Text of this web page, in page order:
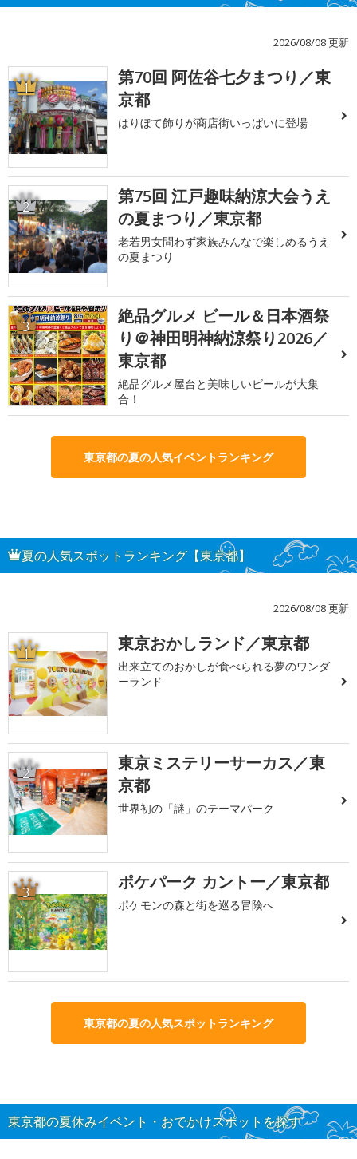
2026/08/08 更新
1
第70回 阿佐谷七夕まつり／東
京都
はりぼて飾りが商店街いっぱいに登場
2
第75回 江戸趣味納涼大会うえ
の夏まつり／東京都
老若男女問わず家族みんなで楽しめるうえ
の夏まつり
3
絶品グルメ ビール＆日本酒祭
り＠神田明神納涼祭り2026／
東京都
絶品グルメ屋台と美味しいビールが大集
合！
東京都の夏の人気イベントランキング
夏の人気スポットランキング【東京都】
2026/08/08 更新
1 東京おかしランド／東京都
出来立てのおかしが食べられる夢のワンダ
ーランド
2
東京ミステリーサーカス／東
京都
世界初の「謎」のテーマパーク
3 ポケパーク カントー／東京都
ポケモンの森と街を巡る冒険へ
東京都の夏の人気スポットランキング
東京都の夏休みイベント・おでかけスポットを探す